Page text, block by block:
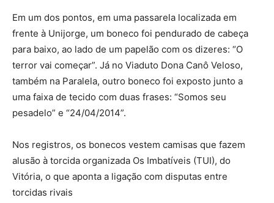
Em um dos pontos, em uma passarela localizada em
frente à Unijorge, um boneco foi pendurado de cabeça
para baixo, ao lado de um papelão com os dizeres: “O
terror vai começar”. Já no Viaduto Dona Canô Veloso,
também na Paralela, outro boneco foi exposto junto a
uma faixa de tecido com duas frases: “Somos seu
pesadelo” e “24/04/2014”.
Nos registros, os bonecos vestem camisas que fazem
alusão à torcida organizada Os Imbatíveis (TUI), do
Vitória, o que aponta a ligação com disputas entre
torcidas rivais